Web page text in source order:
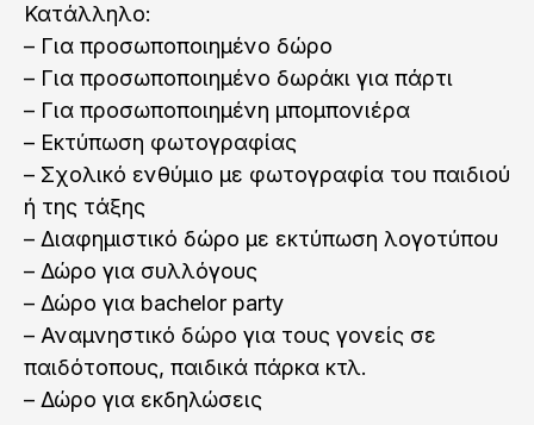
Κατάλληλο:
– Για προσωποποιημένο δώρο
– Για προσωποποιημένο δωράκι για πάρτι
– Για προσωποποιημένη μπομπονιέρα
– Εκτύπωση φωτογραφίας
– Σχολικό ενθύμιο με φωτογραφία του παιδιού
ή της τάξης
– Διαφημιστικό δώρο με εκτύπωση λογοτύπου
– Δώρο για συλλόγους
– Δώρο για bachelor party
– Αναμνηστικό δώρο για τους γονείς σε
παιδότοπους, παιδικά πάρκα κτλ.
– Δώρο για εκδηλώσεις